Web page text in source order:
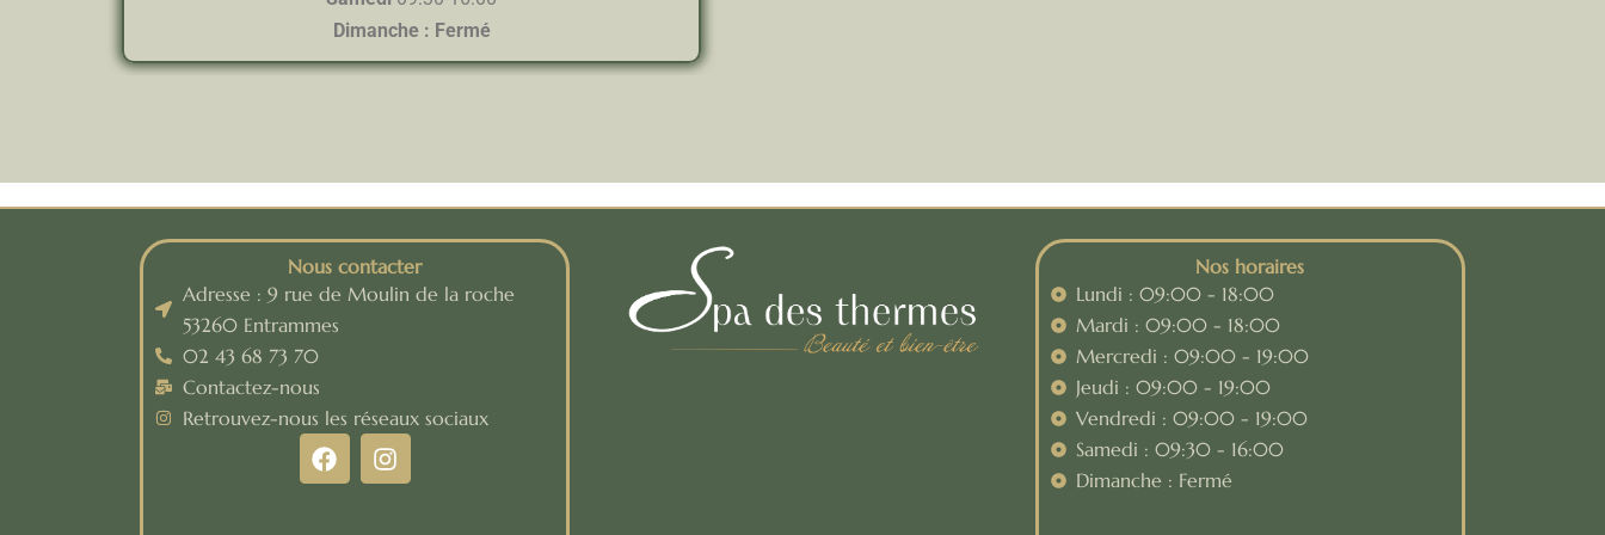
Dimanche : Fermé
Nous contacter
Adresse : 9 rue de Moulin de la roche
53260 Entrammes
02 43 68 73 70
Contactez-nous
Retrouvez-nous les réseaux sociaux
F
a
I
n
Nos horaires
Lundi : 09:00 - 18:00
Mardi : 09:00 - 18:00
Mercredi : 09:00 - 19:00
Jeudi : 09:00 - 19:00
Vendredi : 09:00 - 19:00
Samedi : 09:30 - 16:00
Dimanche : Fermé